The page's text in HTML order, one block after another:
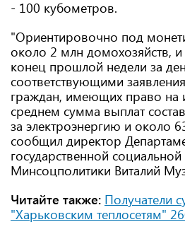
- 100 кубометров.
"Ориентировочно под
около 2 млн домохозяйств,
конец прошлой недели за
соответствующими
граждан, имеющих право на
среднем сумма выплат
за электроэнергию и около
сообщил директор
государственной
Минсоцполитики Виталий
Читайте также: Получатели
"Харьковским теплосетям"